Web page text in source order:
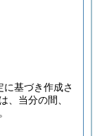
基づき作成さ
、当分の間、